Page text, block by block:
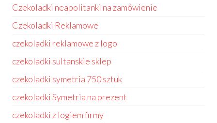
Czekoladki neapolitanki na zamówienie
Czekoladki Reklamowe
czekoladki reklamowe z logo
czekoladki sultanskie sklep
czekoladki symetria 750 sztuk
czekoladki Symetria na prezent
czekoladki z logiem firmy